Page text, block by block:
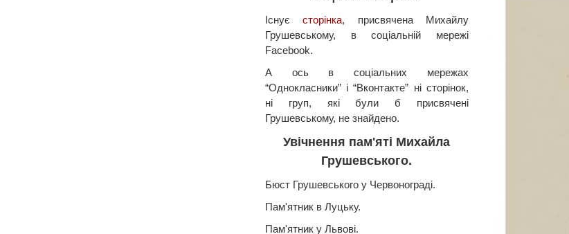
Існуєсторінка, присвячена Михайлу
Грушевському, в соціальній мережі
Facebook.
А ось в соціальних мережах
“Однокласники” і “Вконтакте” ні сторінок,
ні груп, які були б присвячені
Грушевському, не знайдено.
Увічнення пам'яті Михайла
Грушевського.
Бюст Грушевського у Червонограді.
Пам'ятник в Луцьку.
Пам'ятник у Львові.